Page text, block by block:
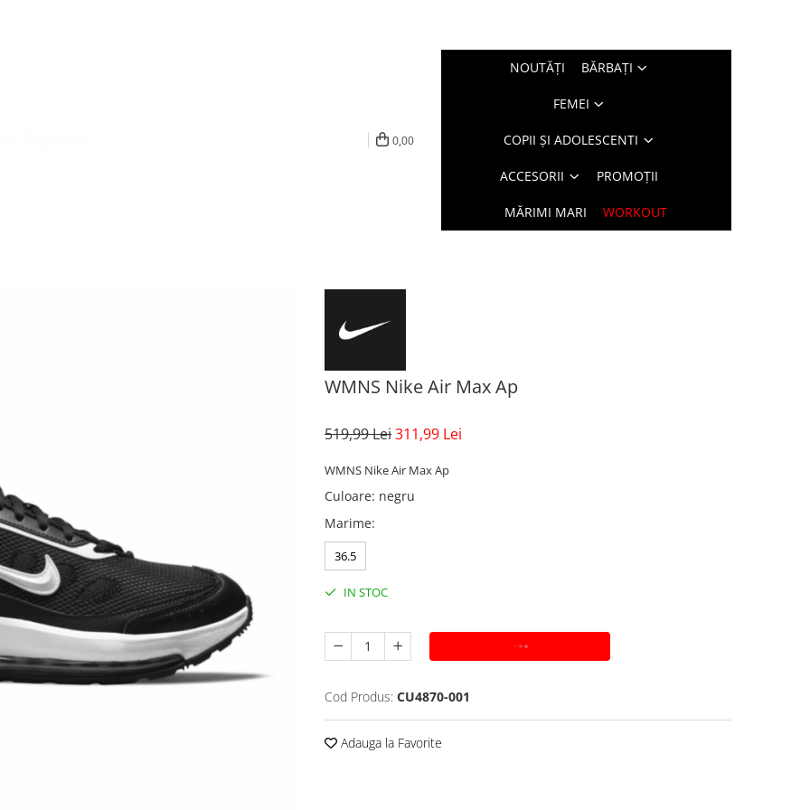
0,00
NOUTĂŢI BĂRBAŢI
FEMEI
COPII ȘI ADOLESCENTI
ACCESORII PROMOȚII
MĂRIMI MARI WORKOUT
WMNS Nike Air Max Ap
519,99 Lei311,99 Lei
WMNS Nike Air Max Ap
Culoare: negru
Marime:
36.5
IN STOC
ADAUGA IN COS
Cod Produs: CU4870-001
Adauga la Favorite